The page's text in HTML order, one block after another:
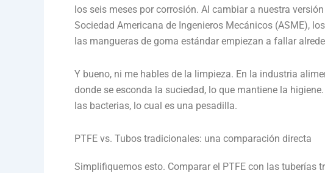
los seis meses por corrosión. Al cambiar a nuestra
Sociedad Americana de Ingenieros Mecánicos (ASME),
las mangueras de goma estándar empiezan a fallar
Y bueno, ni me hables de la limpieza. En la industria
donde se esconda la suciedad, lo que mantiene la
las bacterias, lo cual es una pesadilla.
PTFE vs. Tubos tradicionales: una comparación directa
Simplifiquemos esto. Comparar el PTFE con las